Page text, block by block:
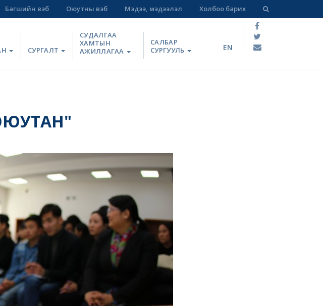
Багшийн вэб Оюутны вэб Мэдээ, мэдээлэл Холбоо барих
СУРГАЛТ
СУДАЛГАА
ХАМТЫН
АЖИЛЛАГАА
САЛБАР
СУРГУУЛЬ
EN